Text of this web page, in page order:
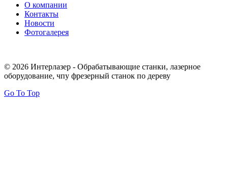
О компании
Контакты
Новости
Фотогалерея
© 2026 Интерлазер - Обрабатывающие станки, лазерное
оборудование, чпу фрезерный станок по дереву
Go To Top